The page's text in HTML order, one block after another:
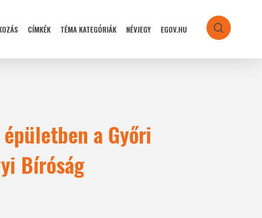
CÍMKÉK TÉMA KATEGÓRIÁK NÉVJEGY EGOV.HU search
a Győri
Bíróság